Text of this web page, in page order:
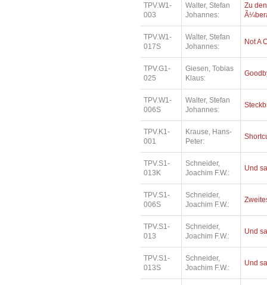
TPV.W1-
003
Walter, Stefan
Johannes:
Zu
TPV.W1-
017S
Walter, Stefan
Johannes:
Not A
TPV.G1-
025
Giesen, Tobias
Klaus:
TPV.W1-
006S
Walter, Stefan
Johannes:
TPV.K1-
001
Krause, Hans-
Peter:
TPV.S1-
013K
Schneider,
Joachim F.W.:
Und
TPV.S1-
006S
Schneider,
Joachim F.W.:
TPV.S1-
013
Schneider,
Joachim F.W.:
Und
TPV.S1-
013S
Schneider,
Joachim F.W.:
Und